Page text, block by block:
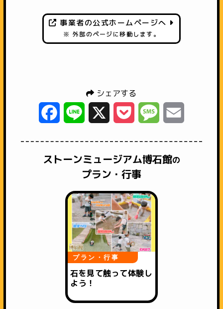
事業者の公式ホームページへ
※ 外部のページに移動します。
シェアする
Facebook
Line Pocket Message
ストーンミュージアム博石館の
プラン・行事
プラン・行事
石を見て触って体験し
よう！